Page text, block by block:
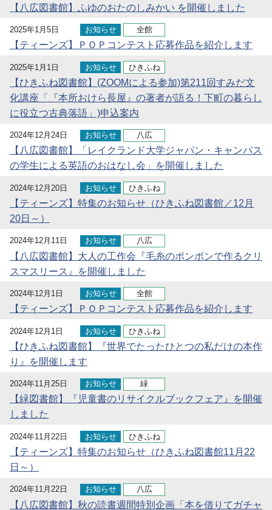
【八広図書館】ふゆのおたのしみかい を開催しました
2025年1月5日 お知らせ 全館
【ティーンズ】ＰＯＰコンテスト応募作品を紹介します
2025年1月1日 お知らせ ひきふね
【ひきふね図書館】(ZOOMによる参加)第211回すみだ文
化講座「『本所おけら長屋』の著者が語る！下町の暮らし
に役立つ古典落語」)申込案内
2024年12月24日 お知らせ 八広
【八広図書館】「レイクランド大学ジャパン・キャンパス
の学生による英語のおはなし会」を開催しました
2024年12月20日 お知らせ ひきふね
【ティーンズ】特集のお知らせ（ひきふね図書館／12月
20日～）
2024年12月11日 お知らせ 八広
【八広図書館】大人の工作会『毛糸のポンポンで作るクリ
スマスリース』を開催しました
2024年12月1日 お知らせ 全館
【ティーンズ】ＰＯＰコンテスト応募作品を紹介します
2024年12月1日 お知らせ ひきふね
【ひきふね図書館】『世界でたったひとつの私だけの本作
り』を開催します
2024年11月25日 お知らせ 緑
【緑図書館】『児童書のリサイクルブックフェア』を開催
しました
2024年11月22日 お知らせ ひきふね
【ティーンズ】特集のお知らせ（ひきふね図書館11月22
日～）
2024年11月22日 お知らせ 八広
【八広図書館】秋の読書週間特別企画「本を借りてガチャ